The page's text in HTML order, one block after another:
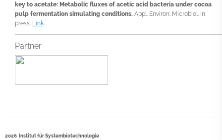
key to acetate: Metabolic fluxes of acetic acid bacteria under cocoa
pulp fermentation simulating conditions. Appl. Environ. Microbiol. In
press. Link
Partner
2026 Institut für Systembiotechnologie